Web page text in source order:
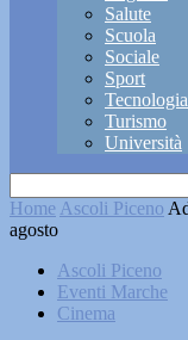
Salute
Scuola
Sociale
Sport
Turismo
Università
Home Ascoli Piceno
agosto
Ascoli Piceno
Eventi Marche
Cinema